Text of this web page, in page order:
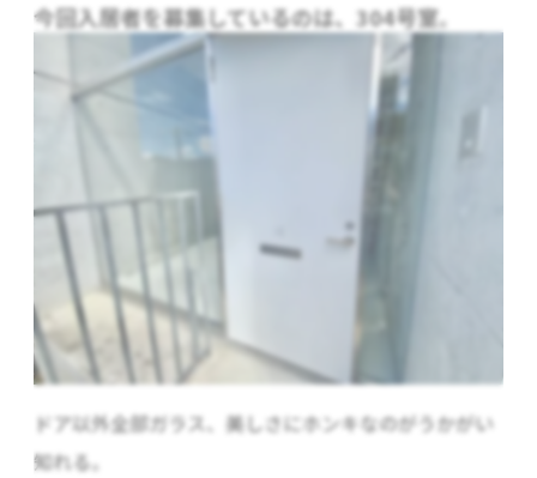
今回入居者を募集しているのは、304号室。
ドア以外全部ガラス、美しさにホンキなのがうかがい
知れる。